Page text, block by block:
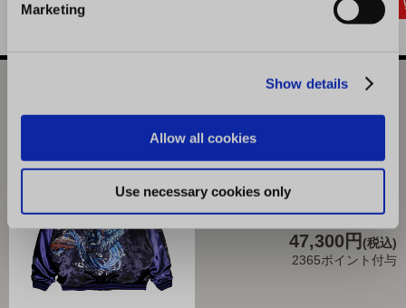
Marketing
Show details
Allow all cookies
Use necessary cookies only
MONSTER HUNTER ラギアクルス 総刺繍 リバーシブル ス
カジャン size:XXL
選択中の商品
XXL / ラギアクルス
商品を選びなおす
47,300円 (税込)
2365ポイント付与